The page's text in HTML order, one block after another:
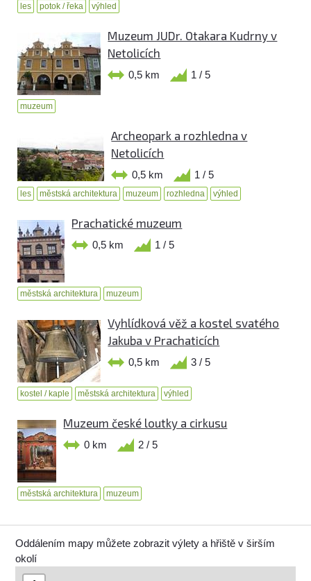
les potok / řeka výhled
Muzeum JUDr. Otakara Kudrny v
Netolicích
0,5 km 1 / 5
muzeum
Archeopark a rozhledna v
Netolicích
0,5 km 1 / 5
les městská architektura muzeum rozhledna výhled
Prachatické muzeum
0,5 km 1 / 5
městská architektura muzeum
Vyhlídková věž a kostel svatého
Jakuba v Prachaticích
0,5 km 3 / 5
kostel / kaple městská architektura výhled
Muzeum české loutky a cirkusu
0 km 2 / 5
městská architektura muzeum
Oddálením mapy můžete zobrazit výlety a hřiště v širším
okolí